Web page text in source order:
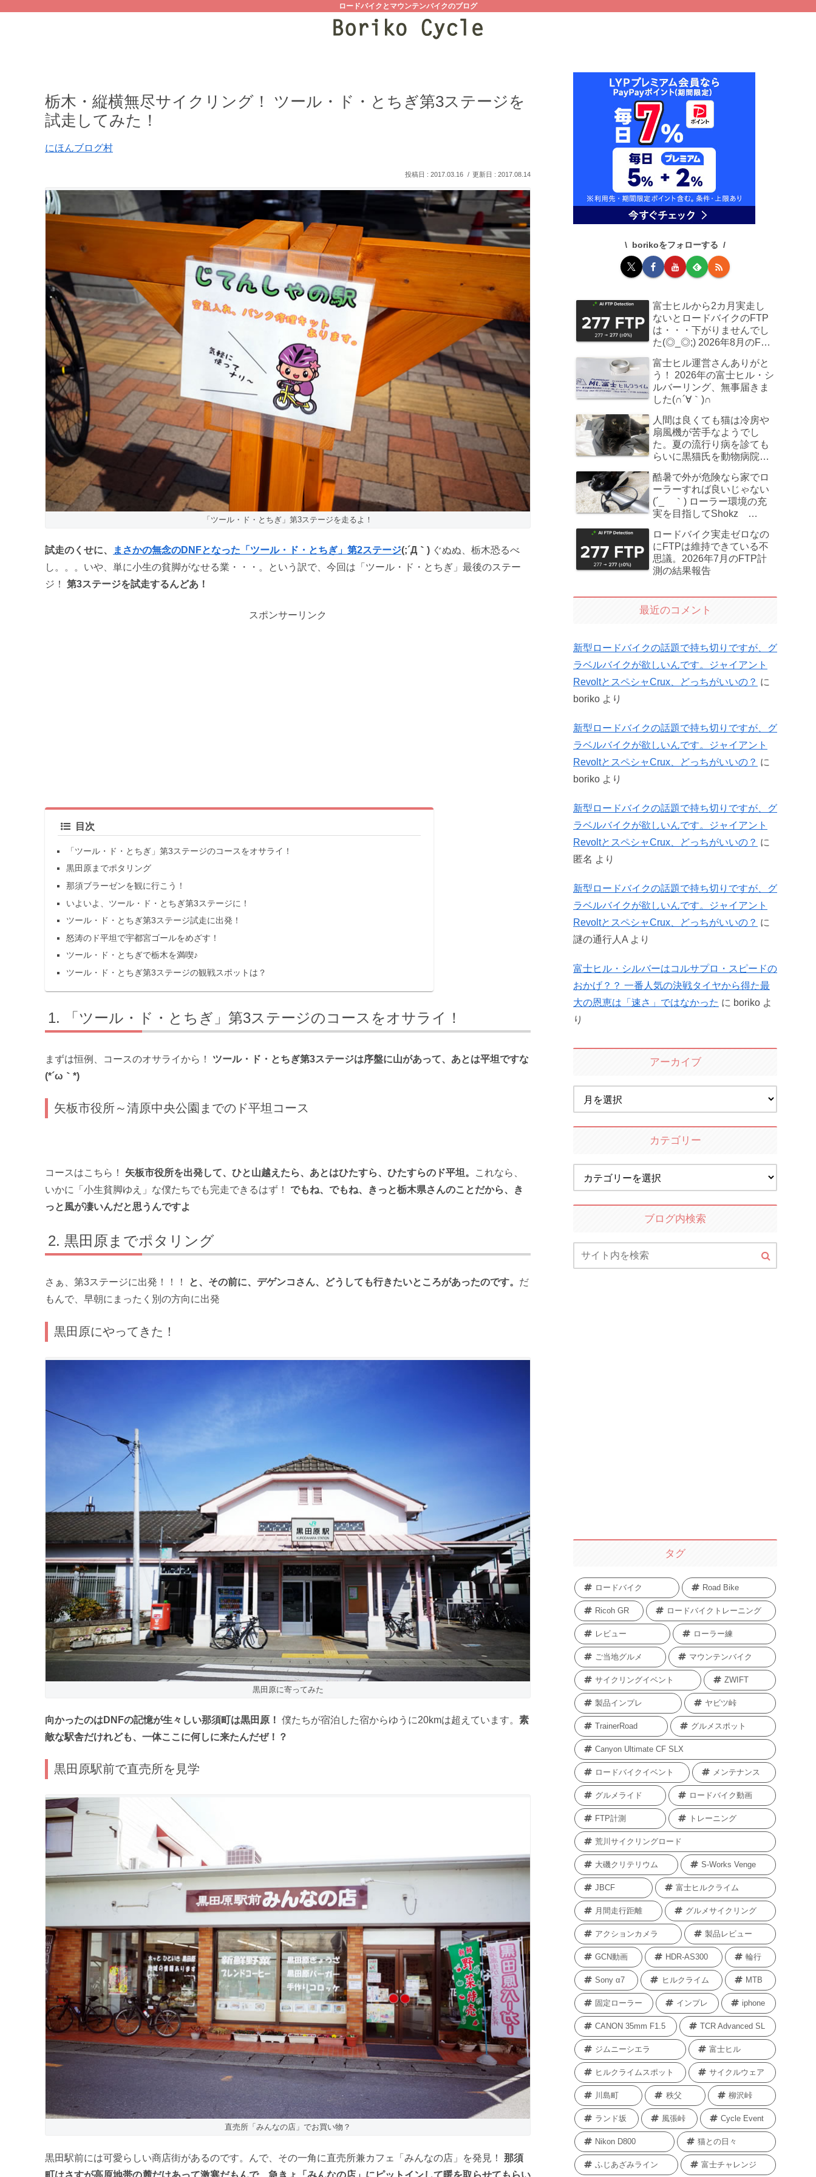
ロードバイクとマウンテンバイクのブログ
栃木・縦横無尽サイクリング！ ツール・ド・とちぎ第3ステージを
試走してみた！
にほんブログ村
2017.03.16 2017.08.14
「ツール・ド・とちぎ」第3ステージを走るよ！
試走のくせに、 まさかの無念のDNFとなった「ツール・ド・とちぎ」第2ステージ(;´Д｀) ぐぬぬ、栃木恐るべ
し。。。いや、単に小生の貧脚がなせる業・・・。という訳で、今回は「ツール・ド・とちぎ」最後のステー
ジ！ 第3ステージを試走するんどあ！
スポンサーリンク
目次
「ツール・ド・とちぎ」第3ステージのコースをオサライ！
黒田原までポタリング
那須ブラーゼンを観に行こう！
いよいよ、ツール・ド・とちぎ第3ステージに！
ツール・ド・とちぎ第3ステージ試走に出発！
怒涛のド平坦で宇都宮ゴールをめざす！
ツール・ド・とちぎで栃木を満喫♪
ツール・ド・とちぎ第3ステージの観戦スポットは？
「ツール・ド・とちぎ」第3ステージのコースをオサライ！
まずは恒例、コースのオサライから！ ツール・ド・とちぎ第3ステージは序盤に山があって、あとは平坦ですな
(*´ω｀*)
矢板市役所～清原中央公園までのド平坦コース
コースはこちら！ 矢板市役所を出発して、ひと山越えたら、あとはひたすら、ひたすらのド平坦。
これなら、
いかに「小生貧脚ゆえ」な僕たちでも完走できるはず！ でもね、でもね、きっと栃木県さんのことだから、き
っと風が凄いんだと思うんですよ
黒田原までポタリング
さぁ、第3ステージに出発！！！ と、その前に、デゲンコさん、どうしても行きたいところがあったのです。 だ
もんで、早朝にまったく別の方向に出発
黒田原にやってきた！
黒田原に寄ってみた
向かったのはDNFの記憶が生々しい那須町は黒田原！ 僕たちが宿泊した宿からゆうに20kmは超えています。 素
敵な駅舎だけれども、一体ここに何しに来たんだぜ！？
黒田原駅前で直売所を見学
直売所「みんなの店」でお買い物？
黒田駅前には可愛らしい商店街があるのです。んで、その一角に直売所兼カフェ「みんなの店」を発見！ 那須
町はさすが高原地帯の麓だけあって激寒だもんで、急きょ「みんなの店」にピットインして暖を取らせてもらい
borikoをフォローする
富士ヒルから2カ月実走し
ないとロードバイクのFTP
は・・・下がりませんでし
た(◎_◎;) 2026年8月のFTP
富士ヒル運営さんありがと
う！ 2026年の富士ヒル・シ
ルバーリング、無事届きま
した(∩´∀｀)∩
人間は良くても猫は冷房や
扇風機が苦手なようでし
た。夏の流行り病を診ても
らいに黒猫氏を動物病院へ
酷暑で外が危険なら家でロ
ーラーすれば良いじゃない
(´_ゝ｀) ローラー環境の充
実を目指してShokz
た
ロードバイク実走ゼロなの
にFTPは維持できている不
思議。2026年7月のFTP計
測の結果報告
最近のコメント
新型ロードバイクの話題で持ち切りですが、グ
ラベルバイクが欲しいんです。ジャイアント
RevoltとスペシャCrux、どっちがいいの？ に
boriko より
新型ロードバイクの話題で持ち切りですが、グ
ラベルバイクが欲しいんです。ジャイアント
RevoltとスペシャCrux、どっちがいいの？ に
boriko より
新型ロードバイクの話題で持ち切りですが、グ
ラベルバイクが欲しいんです。ジャイアント
RevoltとスペシャCrux、どっちがいいの？ に
匿名 より
新型ロードバイクの話題で持ち切りですが、グ
ラベルバイクが欲しいんです。ジャイアント
RevoltとスペシャCrux、どっちがいいの？ に
謎の通行人A より
富士ヒル・シルバーはコルサプロ・スピードの
おかげ？？ 一番人気の決戦タイヤから得た最
大の恩恵は「速さ」ではなかった に boriko よ
り
アーカイブ
カテゴリー
ブログ内検索
タグ
ロードバイク Road Bike
Ricoh GR ロードバイクトレーニング
レビュー ローラー練
ご当地グルメ マウンテンバイク
サイクリングイベント ZWIFT
製品インプレ ヤビツ峠
TrainerRoad グルメスポット
Canyon Ultimate CF SLX
ロードバイクイベント メンテナンス
グルメライド ロードバイク動画
FTP計測 トレーニング
荒川サイクリングロード
大磯クリテリウム S-Works Venge
JBCF 富士ヒルクライム
月間走行距離 グルメサイクリング
アクションカメラ 製品レビュー
GCN動画 HDR-AS300 輪行
Sony α7 ヒルクライム MTB
固定ローラー インプレ iphone
CANON 35mm F1.5 TCR Advanced SL
ジムニーシエラ 富士ヒル
ヒルクライムスポット サイクルウェア
川島町 秩父 柳沢峠
ランド坂 風張峠 Cycle Event
Nikon D800 猫との日々
ふじあざみライン 富士チャレンジ